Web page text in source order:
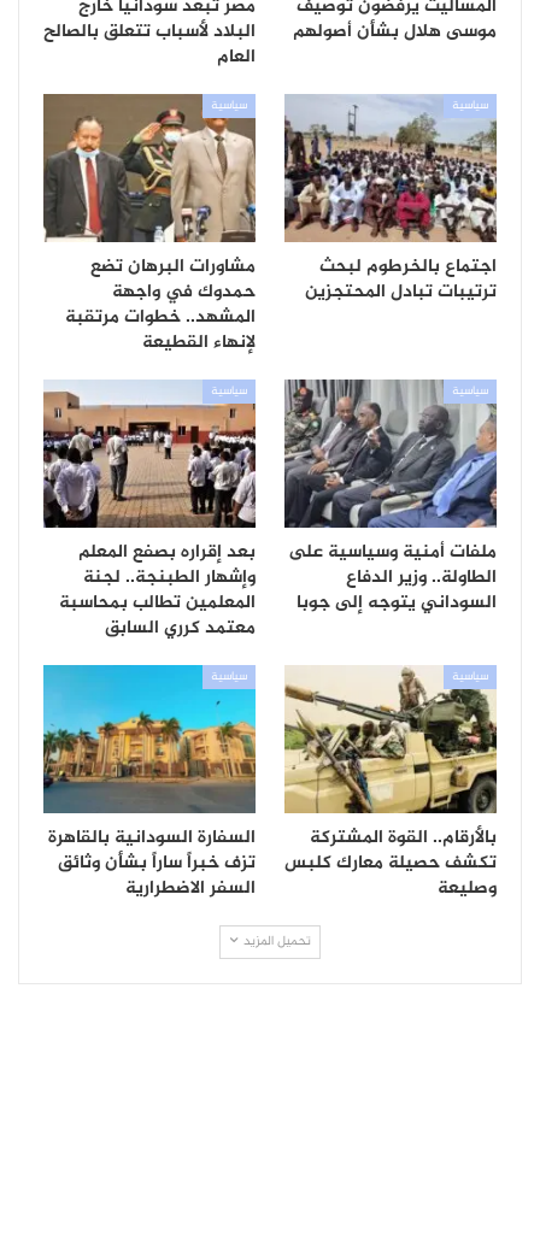
المساليت يرفضون توصيف
موسى هلال بشأن أصولهم
مصر تُبعد سودانياً خارج
البلاد لأسباب تتعلق بالصالح
العام
سياسية
اجتماع بالخرطوم لبحث
ترتيبات تبادل المحتجزين
سياسية
مشاورات البرهان تضع
حمدوك في واجهة
المشهد.. خطوات مرتقبة
لإنهاء القطيعة
سياسية
ملفات أمنية وسياسية على
الطاولة.. وزير الدفاع
السوداني يتوجه إلى جوبا
سياسية
بعد إقراره بصفع المعلم
وإشهار الطبنجة.. لجنة
المعلمين تطالب بمحاسبة
معتمد كرري السابق
سياسية
بالأرقام.. القوة المشتركة
تكشف حصيلة معارك كلبس
وصليعة
سياسية
السفارة السودانية بالقاهرة
تزف خبراً ساراً بشأن وثائق
السفر الاضطرارية
تحميل المزيد